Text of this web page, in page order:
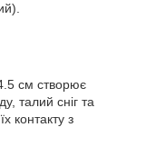
см створює
талий сніг та
контакту з